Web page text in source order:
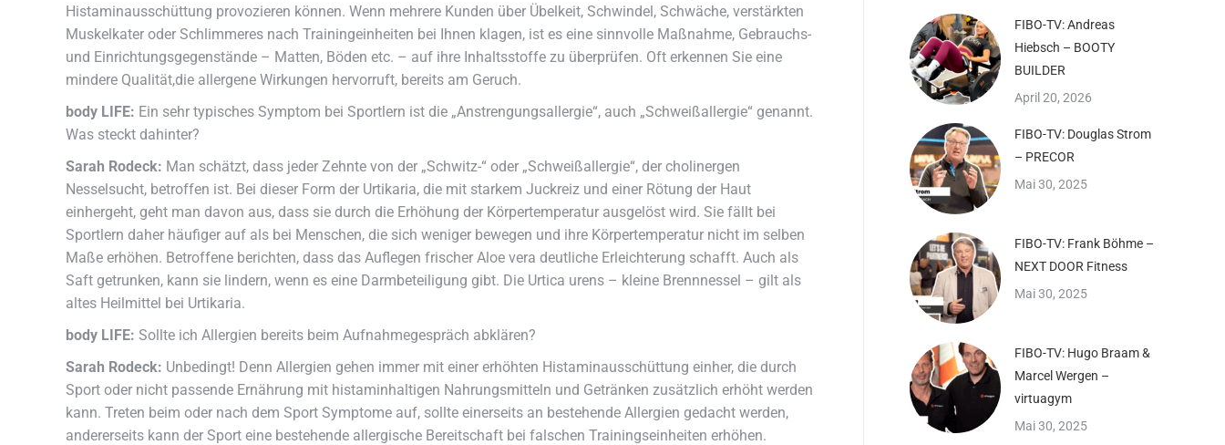
Histaminausschüttung provozieren können. Wenn mehrere Kunden über Übelkeit, Schwindel, Schwäche, verstärkten
Muskelkater oder Schlimmeres nach Trainingeinheiten bei Ihnen klagen, ist es eine sinnvolle Maßnahme, Gebrauchs-
und Einrichtungsgegenstände – Matten, Böden etc. – auf ihre Inhaltsstoffe zu überprüfen. Oft erkennen Sie eine
mindere Qualität,die allergene Wirkungen hervorruft, bereits am Geruch.
body LIFE: Ein sehr typisches Symptom bei Sportlern ist die „Anstrengungsallergie“, auch „Schweißallergie“ genannt.
Was steckt dahinter?
Sarah Rodeck: Man schätzt, dass jeder Zehnte von der „Schwitz-“ oder „Schweißallergie“, der cholinergen
Nesselsucht, betroffen ist. Bei dieser Form der Urtikaria, die mit starkem Juckreiz und einer Rötung der Haut
einhergeht, geht man davon aus, dass sie durch die Erhöhung der Körpertemperatur ausgelöst wird. Sie fällt bei
Sportlern daher häufiger auf als bei Menschen, die sich weniger bewegen und ihre Körpertemperatur nicht im selben
Maße erhöhen. Betroffene berichten, dass das Auflegen frischer Aloe vera deutliche Erleichterung schafft. Auch als
Saft getrunken, kann sie lindern, wenn es eine Darmbeteiligung gibt. Die Urtica urens – kleine Brennnessel – gilt als
altes Heilmittel bei Urtikaria.
body LIFE: Sollte ich Allergien bereits beim Aufnahmegespräch abklären?
Sarah Rodeck: Unbedingt! Denn Allergien gehen immer mit einer erhöhten Histaminausschüttung einher, die durch
Sport oder nicht passende Ernährung mit histaminhaltigen Nahrungsmitteln und Getränken zusätzlich erhöht werden
kann. Treten beim oder nach dem Sport Symptome auf, sollte einerseits an bestehende Allergien gedacht werden,
andererseits kann der Sport eine bestehende allergische Bereitschaft bei falschen Trainingseinheiten erhöhen.
FIBO-TV: Andreas
Hiebsch – BOOTY
BUILDER
April 20, 2026
FIBO-TV: Douglas Strom
– PRECOR
Mai 30, 2025
FIBO-TV: Frank Böhme –
NEXT DOOR Fitness
Mai 30, 2025
FIBO-TV: Hugo Braam &
Marcel Wergen –
virtuagym
Mai 30, 2025